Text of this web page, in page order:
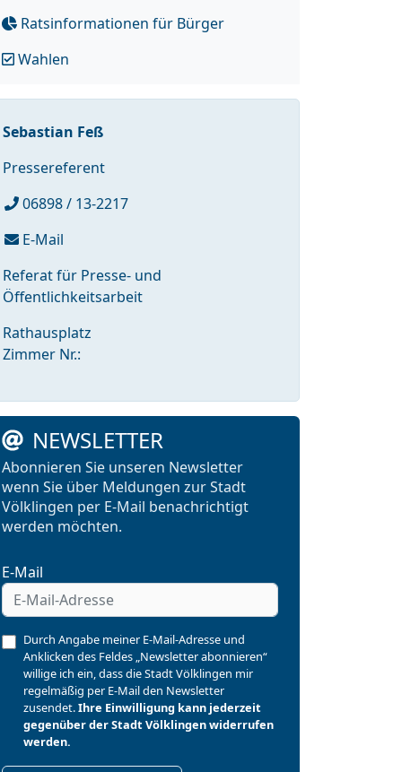
Ratsinformationen für Bürger
Wahlen
Sebastian Feß
Pressereferent
06898 / 13-2217
E-Mail
Referat für Presse- und
Öffentlichkeitsarbeit
Rathausplatz
Zimmer Nr.:
NEWSLETTER
Abonnieren Sie unseren Newsletter
wenn Sie über Meldungen zur Stadt
Völklingen per E-Mail benachrichtigt
werden möchten.
E-Mail
Durch Angabe meiner E-Mail-Adresse und
Anklicken des Feldes „Newsletter abonnieren“
willige ich ein, dass die Stadt Völklingen mir
regelmäßig per E-Mail den Newsletter
zusendet.Ihre Einwilligung kann jederzeit
gegenüber der Stadt Völklingen widerrufen
werden.